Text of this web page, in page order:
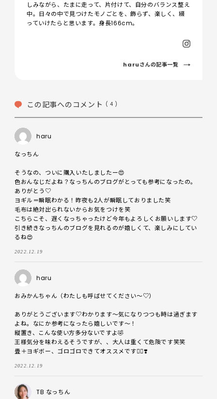
しみながら、たまに走って、片付けて、自分のバランス整え
中。日々の中で見つけたモノごとを、飾らず、楽しく、綴
っていけたらと思います。身長166cm。
haruさんの記事一覧
この記事へのコメント ( 4 )
haru
なっちん
そうなの、ついに購入いたしましたー😍
色おんなじだよね？なっちんのブログがとっても参考になったの。
ありがとう♡
ヨギル＝瞬眠わかる！昨夜も2人が瞬眠しておりました笑
毛布は絶対出られないからお気をつけを笑
こちらこそ、遅くなっちゃったけど今年もよろしくお願いします♡
引き続きなっちんのブログを見れるのが嬉しくて、楽しみにしてい
るね😍
2022.12.19
haru
おみかんちゃん（わたしも呼ばせてください〜♡）
ありがとうございます♡わかります〜気になりつつも時は過ぎます
よね。なにか参考になったら嬉しいです〜！
縦置き、こんな使い方多分ないですよ🤣
王様気分を味わえるそうですが、、大人は重くて危険です笑笑
畳＋ヨギボー、ゴロゴロできてオススメです🙆‍♀️❣️
2022.12.19
TB なっちん